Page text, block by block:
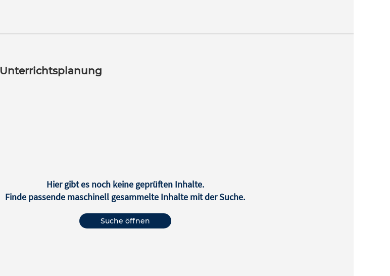
Unterrichtsplanung
Hier gibt es noch keine geprüften Inhalte.
Finde passende maschinell gesammelte Inhalte mit der Suche.
Suche öffnen